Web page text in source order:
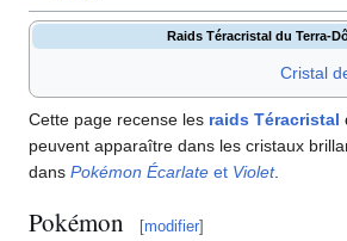
Raids Téracristal du Terra-
Cristal
Cette page recense les raids Téracristal
peuvent apparaître dans les cristaux
dans Pokémon Écarlate et Violet.
Pokémon [modifier]